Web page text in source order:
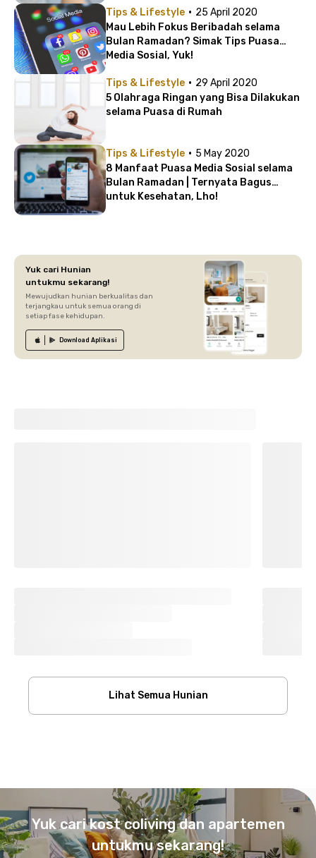
Tips & Lifestyle · 25 April 2020
Mau Lebih Fokus Beribadah selama
Bulan Ramadan? Simak Tips Puasa
Media Sosial, Yuk!
Tips & Lifestyle · 29 April 2020
5 Olahraga Ringan yang Bisa Dilakukan
selama Puasa di Rumah
Tips & Lifestyle · 5 May 2020
8 Manfaat Puasa Media Sosial selama
Bulan Ramadan | Ternyata Bagus
untuk Kesehatan, Lho!
Yuk cari Hunian
untukmu sekarang!
Mewujudkan hunian berkualitas dan
terjangkau untuk semua orang di
setiap fase kehidupan.
Download Aplikasi
Lihat Semua Hunian
Yuk cari kost coliving dan apartemen
untukmu sekarang!